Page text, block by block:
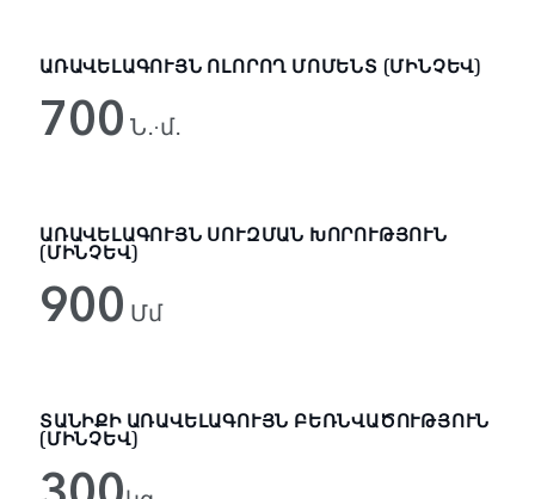
ԱՌԱՎԵԼԱԳՈՒՅՆ ՈԼՈՐՈՂ ՄՈՄԵՆՏ (ՄԻՆՉԵՎ)
700 Ն․·մ․
ԱՌԱՎԵԼԱԳՈՒՅՆ ՍՈՒԶՄԱՆ ԽՈՐՈՒԹՅՈՒՆ
(ՄԻՆՉԵՎ)
900 Մմ
ՏԱՆԻՔԻ ԱՌԱՎԵԼԱԳՈՒՅՆ ԲԵՌՆՎԱԾՈՒԹՅՈՒՆ
(ՄԻՆՉԵՎ)